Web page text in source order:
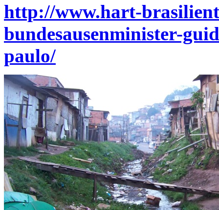
http://www.hart-
bundesausenminister-
paulo/